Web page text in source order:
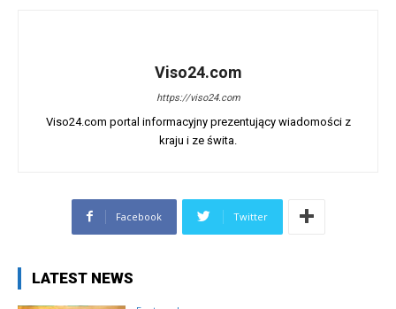
Viso24.com
https://viso24.com
Viso24.com portal informacyjny prezentujący wiadomości z
kraju i ze świta.
Facebook Twitter
LATEST NEWS